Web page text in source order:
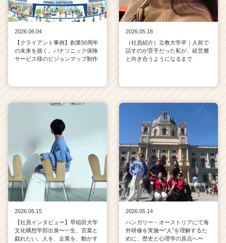
2026.06.04
【クライアント事例】創業50周年
の未来を描く。パナソニック保険
サービス様のビジョンマップ制作
2026.05.18
（社員紹介）立教大学卒｜人前で
話すのが苦手だった私が、経営層
と向き合うようになるまで
2026.05.15
【社員インタビュー】早稲田大学
文化構想学部出身〜一生、言葉と
戯れたい。人を、企業を、動かす
2026.05.14
ハンガリー・オーストリアにて海
外研修を実施〜“人”を理解するた
めに、歴史と心理学の原点へ〜